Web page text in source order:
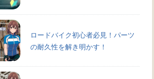
ロードバイク初心者必見！パーツ
の耐久性を解き明かす！